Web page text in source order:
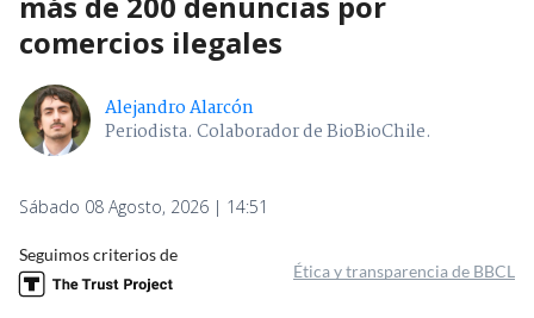
comercios ilegales
Alejandro Alarcón
Periodista. Colaborador de BioBioChile.
Sábado 08 Agosto, 2026 | 14:51
Seguimos criterios de
Ética y transparencia de BBCL